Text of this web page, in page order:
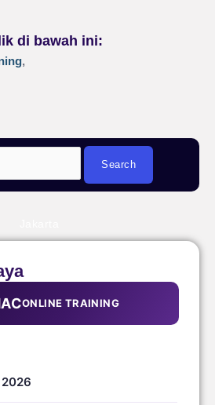
di bawah ini:
,
ONLINE TRAINING